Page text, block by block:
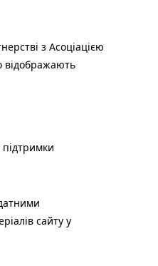
з Асоціацією
відображають
підтримки
сайту у